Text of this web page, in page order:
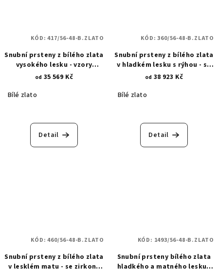
Snubní prsteny z bílého zlata
vysokého lesku - vzory
hladkého pískování -
od 35 569 Kč
Bílé zlato
Detail
KÓD:417/56-48-B.ZLATO
Snubní prsteny z bílého zlata
v hladkém lesku s rýhou - se
zirkony 360
od 38 923 Kč
Bílé zlato
Detail
KÓD:360/56-48-B.ZLATO
Snubní prsteny z bílého zlata
v lesklém matu - se zirkony
KÓD:460/56-48-B.ZLATO
Snubní prsteny bílého zlata
hladkého a matného lesku -
KÓD: 1493/56-48-B.ZLATO